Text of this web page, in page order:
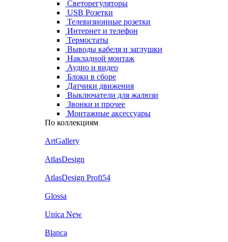
Светорегуляторы
USB Розетки
Телевизионные розетки
Интернет и телефон
Термостаты
Выводы кабеля и заглушки
Накладной монтаж
Аудио и видео
Блоки в сборе
Датчики движения
Выключатели для жалюзи
Звонки и прочее
Монтажные аксессуары
По коллекциям
ArtGallery
AtlasDesign
AtlasDesign Profi54
Glossa
Unica New
Blanca